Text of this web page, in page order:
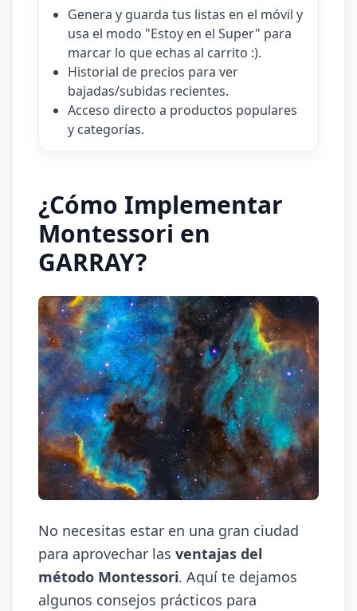
Genera y guarda tus listas en el móvil y
usa el modo "Estoy en el Super" para
marcar lo que echas al carrito :).
Historial de precios para ver
bajadas/subidas recientes.
Acceso directo a productos populares
y categorías.
¿Cómo Implementar
Montessori en
GARRAY?
No necesitas estar en una gran ciudad
para aprovechar las ventajas del
método Montessori. Aquí te dejamos
algunos consejos prácticos para